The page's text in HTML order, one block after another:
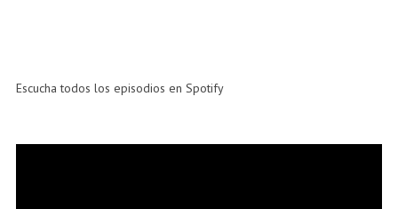
Escucha todos los episodios en Spotify